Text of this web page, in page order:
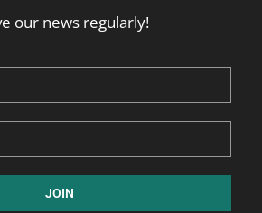
our news regularly!